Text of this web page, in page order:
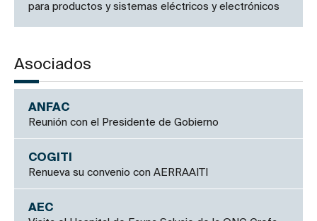
para productos y sistemas eléctricos y electrónicos
Asociados
ANFAC
Reunión con el Presidente de Gobierno
COGITI
Renueva su convenio con AERRAAITI
AEC